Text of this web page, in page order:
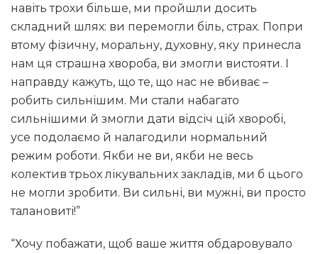
навіть трохи більше, ми пройшли досить
складний шлях: ви перемогли біль, страх. Попри
втому фізичну, моральну, духовну, яку принесла
нам ця страшна хвороба, ви змогли вистояти. І
направду кажуть, що те, що нас не вбиває –
робить сильнішим. Ми стали набагато
сильнішими й змогли дати відсіч цій хворобі,
усе подолаємо й налагодили нормальний
режим роботи. Якби не ви, якби не весь
колектив трьох лікувальних закладів, ми б цього
не могли зробити. Ви сильні, ви мужні, ви просто
талановиті!”
“Хочу побажати, щоб ваше життя обдаровувало